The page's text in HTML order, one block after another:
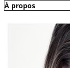
À propos